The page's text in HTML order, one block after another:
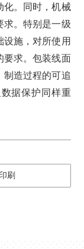
化。同时，机械
求。特别是一级
施，对所使用
要求。包装线面
制造过程的可追
据保护同样重
刷